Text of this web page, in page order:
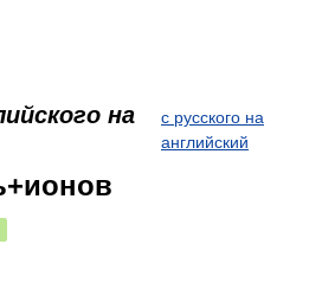
на
с русского на
английский